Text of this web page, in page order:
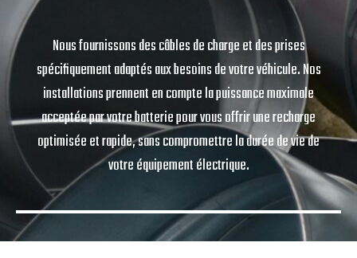
Nous fournissons des câbles de charge et des prises
spécifiquement adaptés aux besoins de votre véhicule. Nos
installations prennent en compte la puissance maximale
acceptée par votre batterie pour vous offrir une recharge
optimisée et rapide, sans compromettre la durée de vie de
votre équipement électrique.